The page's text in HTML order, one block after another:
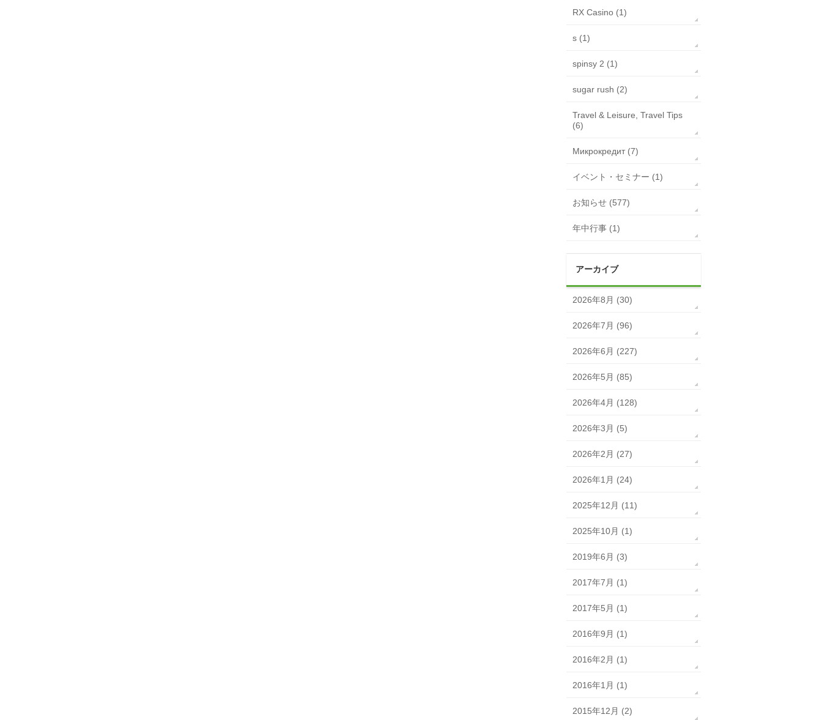
RX Casino (1)
s (1)
spinsy 2 (1)
sugar rush (2)
Travel & Leisure, Travel Tips
(6)
Микрокредит (7)
イベント・セミナー (1)
お知らせ (577)
年中行事 (1)
アーカイブ
2026年8月 (30)
2026年7月 (96)
2026年6月 (227)
2026年5月 (85)
2026年4月 (128)
2026年3月 (5)
2026年2月 (27)
2026年1月 (24)
2025年12月 (11)
2025年10月 (1)
2019年6月 (3)
2017年7月 (1)
2017年5月 (1)
2016年9月 (1)
2016年2月 (1)
2016年1月 (1)
2015年12月 (2)